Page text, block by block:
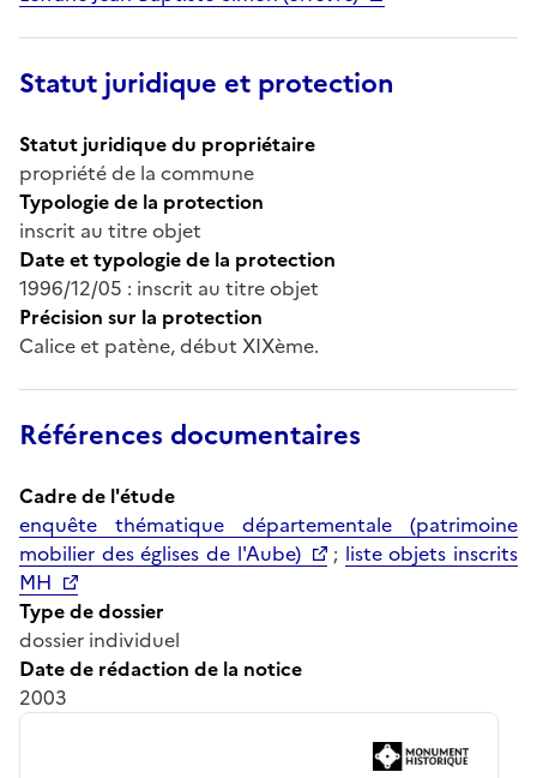
Statut juridique et protection
Statut juridique du propriétaire
propriété de la commune
Typologie de la protection
inscrit au titre objet
Date et typologie de la protection
1996/12/05 : inscrit au titre objet
Précision sur la protection
Calice et patène, début XIXème.
Références documentaires
Cadre de l'étude
enquête thématique départementale (patrimoine
mobilier des églises de l'Aube)
; liste objets inscrits
MH
Type de dossier
dossier individuel
Date de rédaction de la notice
2003